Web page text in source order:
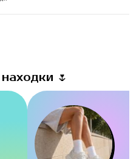
🌷